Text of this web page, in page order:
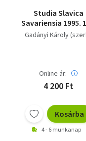
Studia Slavica
Savariensia 1995.
(Nyelvészeti és
Gadányi Károly
Online ár:
4 200 Ft
Kosárba
4 - 6 munkanap